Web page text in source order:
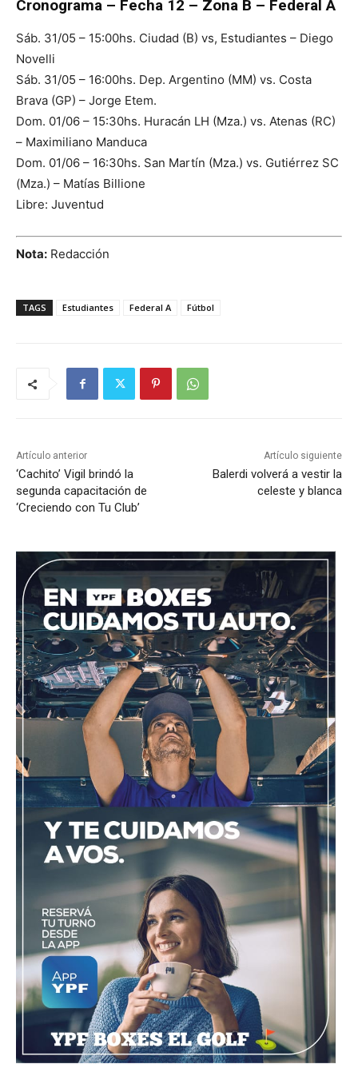
Cronograma – Fecha 12 – Zona B – Federal A
Sáb. 31/05 – 15:00hs. Ciudad (B) vs, Estudiantes – Diego
Novelli
Sáb. 31/05 – 16:00hs. Dep. Argentino (MM) vs. Costa
Brava (GP) – Jorge Etem.
Dom. 01/06 – 15:30hs. Huracán LH (Mza.) vs. Atenas (RC)
– Maximiliano Manduca
Dom. 01/06 – 16:30hs. San Martín (Mza.) vs. Gutiérrez SC
(Mza.) – Matías Billione
Libre: Juventud
Nota: Redacción
TAGS Estudiantes Federal A Fútbol
Artículo anterior
‘Cachito’ Vigil brindó la
segunda capacitación de
‘Creciendo con Tu Club’
Artículo siguiente
Balerdi volverá a vestir la
celeste y blanca